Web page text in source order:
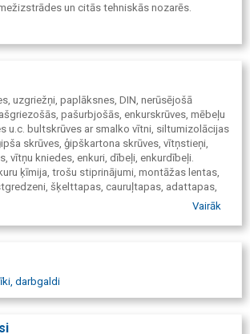
un citās tehniskās nozarēs.
uzgriežņi, paplāksnes, DIN, nerūsējošā
pašurbjošās, enkurskrūves, mēbeļu
u.c. bultskrūves ar smalko vītni, siltumizolācijas
skrūves, ģipškartona skrūves, vītņstieņi,
vītņu kniedes, enkuri, dībeļi, enkurdībeļi.
ķīmija, trošu stiprinājumi, montāžas lentas,
šķelttapas, cauruļtapas, adattapas,
cauruļvadu stiprinājumi, sprinkleru
instrumenti, lāzera mērinstrumenti.
akumulatoru spailes, balansējamie
motora blīvēšanas silikoni,
slīpdiski, abrazīvie diski, dimanta
urbji, punktmetināšanas urbji, vītņgrieži,
Vairāk
darbgaldi